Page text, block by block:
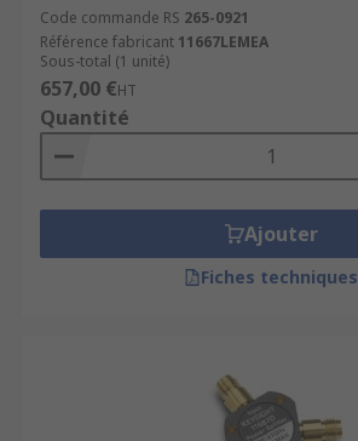
Code commande RS 265-0921
Référence fabricant 11667LEMEA
Sous-total (1 unité)
657,00 €HT
Quantité
Ajouter
Fiches techniques